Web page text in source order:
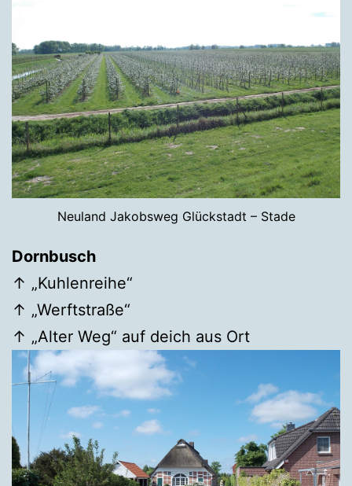
Neuland Jakobsweg Glückstadt – Stade
Dornbusch
↑ „Kuhlenreihe“
↑ „Werftstraße“
↑ „Alter Weg“ auf deich aus Ort